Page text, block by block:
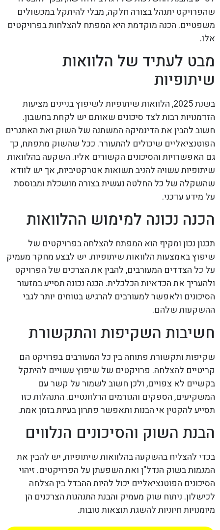
שהפרויקט יתנהל בצורה חלקה, מבלי להיתקל במכשולים
משפטיים. הכנה מוקדמת היא המפתח להצלחות בפרויקטים
אלו.
מבט לעתיד של הלוואות
שיתופיות
בשנת 2025, הלוואות שיתופיות לשיפוץ בניינים מציעות
הזדמנויות רבות לצד סיכונים שאותם יש לקחת בחשבון.
חשוב להבין את הדינמיקה המשתנה של השוק ואת האתגרים
הפוטנציאליים שיכולים להתעורר. ככל שהשוק מתפתח, כך
גם האפשרויות והסיכונים הקשורים אליו. השקעה בהלוואות
שיתופיות עשויה להניב תשואות אטרקטיביות, אך יש לוודא
שהשקלה של כל החלטה נעשית בצורה מושכלת ומבוססת
על מידע עדכני.
הכנה נכונה למימוש ההלוואות
תכנון נכון ומקיף הוא המפתח להצלחה בפרויקטים של
שיפוץ באמצעות הלוואות שיתופיות. יש לבצע מחקר מעמיק
על כל הצדדים המעורבים, להבין את הצרכים של הפרויקט
ולהעריך את הכדאיות הכלכלית. הכנה נכונה תסייע במזעור
הסיכונים ולאפשר למעורבים להרגיש בטוחים יותר לגבי
ההשקעות שלהם.
חשיבות השקיפות והתקשורת
שקיפות ותקשורת פתוחה בין כל המעורבים בפרויקט הם
קריטיים להצלחה. פרויקטים של שיפוץ עשויים להיתקל
בקשיים לא צפויים, ולכן חשוב לשמור על קשר עם
המשקיעים, הספקים והגורמים הרלוונטיים. התנהלות כזו
תסייע להקטין אי הבנות ותאפשר פתרון בעיות בזמן אמת.
הבנת השוק והסיכונים הנלווים
בכדי להצליח בהשקעה בהלוואות שיתופיות, יש להבין את
המגמות בשוק הנדל"ן ואת השפעתן על הפרויקטים. זיהוי
הסיכונים הפוטנציאליים יכול להיות ההבדל בין הצלחה
לכישלון. ניתוח שוק מעמיק והבנת התנהגות הצרכנים הן
מיומנויות חיוניות להשגת תוצאות טובות.